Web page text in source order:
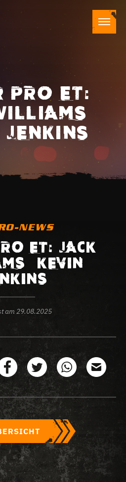
PRO ET:
–
NEWS
ET: JACK
– KEVIN
am 29.08.2025